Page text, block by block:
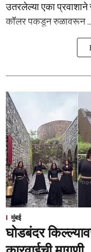
उतरलेल्या एका
कॉलर पकडून रुळावरून
मुंबई
घोडबंदर